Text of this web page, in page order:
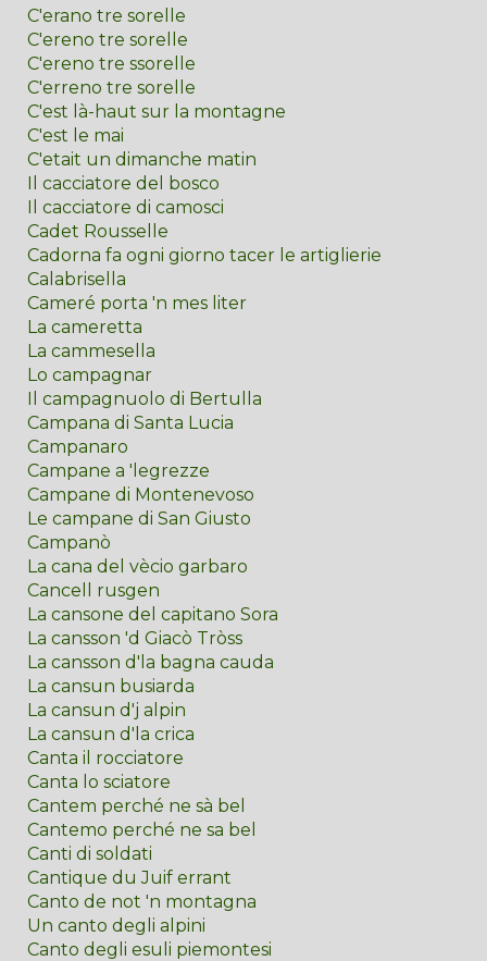
C'erano tre sorelle
C'ereno tre sorelle
C'ereno tre ssorelle
C'erreno tre sorelle
C'est là-haut sur la montagne
C'est le mai
C'etait un dimanche matin
Il cacciatore del bosco
Il cacciatore di camosci
Cadet Rousselle
Cadorna fa ogni giorno tacer le artiglierie
Calabrisella
Cameré porta 'n mes liter
La cameretta
La cammesella
Lo campagnar
Il campagnuolo di Bertulla
Campana di Santa Lucia
Campanaro
Campane a 'legrezze
Campane di Montenevoso
Le campane di San Giusto
Campanò
La cana del vècio garbaro
Cancell rusgen
La cansone del capitano Sora
La cansson 'd Giacò Tròss
La cansson d'la bagna cauda
La cansun busiarda
La cansun d'j alpin
La cansun d'la crica
Canta il rocciatore
Canta lo sciatore
Cantem perché ne sà bel
Cantemo perché ne sa bel
Canti di soldati
Cantique du Juif errant
Canto de not 'n montagna
Un canto degli alpini
Canto degli esuli piemontesi